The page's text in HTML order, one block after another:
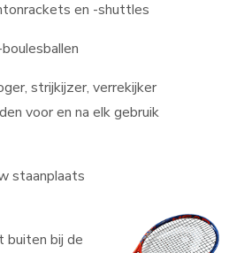
en -shuttles
strijkijzer, verrekijker
voor en na elk gebruik
staanplaats
bij de